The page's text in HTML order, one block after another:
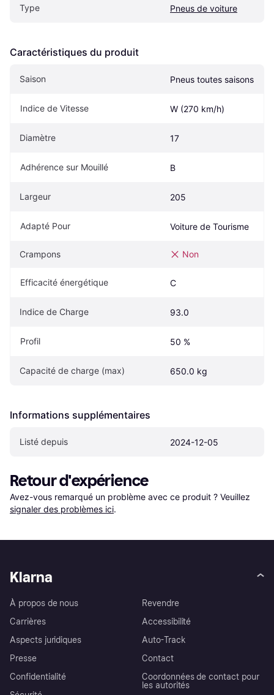
Type Pneus de voiture
Caractéristiques du produit
Saison Pneus toutes saisons
Indice de Vitesse W (270 km/h)
Diamètre 17
Adhérence sur Mouillé B
Largeur 205
Adapté Pour Voiture de Tourisme
Crampons Non
Efficacité énergétique C
Indice de Charge 93.0
Profil 50 %
Capacité de charge (max) 650.0 kg
Informations supplémentaires
Listé depuis 2024-12-05
Retour d'expérience
Avez-vous remarqué un problème avec ce produit ? Veuillez
signaler des problèmes ici.
Klarna
À propos de nous
Carrières
Aspects juridiques
Presse
Confidentialité
Revendre
Accessibilité
Auto-Track
Contact
Coordonnées de contact pour
les autorités